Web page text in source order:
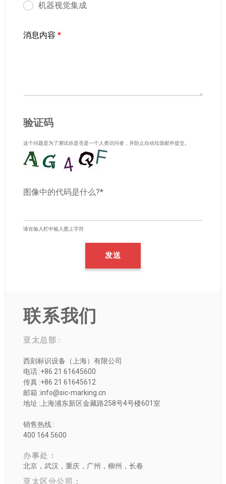
机器视觉集成
消息内容 *
验证码
这个问题是为了测试你是否是一个人类访问者，并防止自动垃圾邮件提交。
图像中的代码是什么?*
请在输入栏中输入图上字符
联系我们
亚太总部 :
西刻标识设备（上海）有限公司
电话 :+86 21 61645600
传真 :+86 21 61645612
邮箱 :info@sic-marking.cn
地址 :上海浦东新区金藏路258号4号楼601室
销售热线 :
400 164 5600
办事处：
北京，武汉，重庆，广州，柳州，长春
亚太区分公司：